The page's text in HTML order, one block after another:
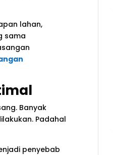
lahan,
sama
Banyak
Padahal
penyebab